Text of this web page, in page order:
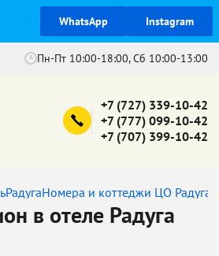
WhatsApp Instagram
Пн-Пт 10:00-18:00, Сб 10:00-13:00
+7 (727) 339-10-42
+7 (777) 099-10-42
+7 (707) 399-10-42
РадугаНомера и коттеджи ЦО Радуга
в отеле Радуга